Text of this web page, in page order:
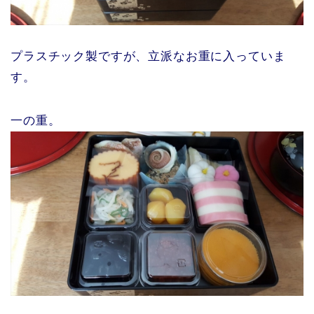
プラスチック製ですが、立派なお重に入っていま
す。
一の重。